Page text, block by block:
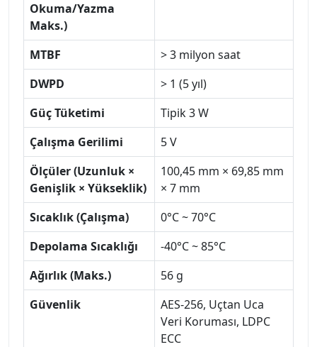
Okuma/Yazma
Maks.)
MTBF
> 3 milyon saat
DWPD
> 1 (5 yıl)
Güç Tüketimi
Tipik 3 W
Çalışma Gerilimi
5 V
Ölçüler (Uzunluk ×
Genişlik × Yükseklik)
100,45 mm × 69,85 mm
× 7 mm
Sıcaklık (Çalışma)
0°C ~ 70°C
Depolama Sıcaklığı
-40°C ~ 85°C
Ağırlık (Maks.)
56 g
Güvenlik
AES-256, Uçtan Uca
Veri Koruması, LDPC
ECC